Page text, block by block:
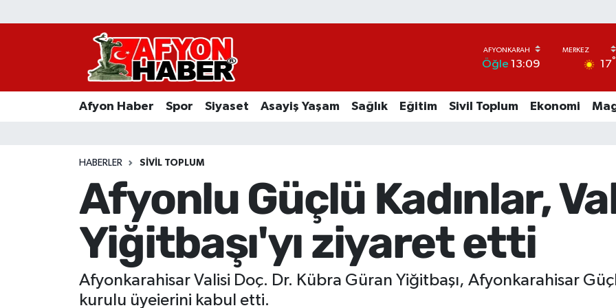
Öğle 13:09 17°
Afyon Haber Spor Siyaset Asayiş Yaşam Sağlık Eğitim Sivil Toplum Ekonomi
HABERLER SIVIL TOPLUM
Afyonlu Güçlü Kadınlar,
Yiğitbaşı'yı ziyaret etti
Afyonkarahisar Valisi Doç. Dr. Kübra Güran Yiğitbaşı, Afyonkarahisar
kurulu üyeierini kabul etti.
Afyon Haber
Asayiş Yaşam
Ekonomi